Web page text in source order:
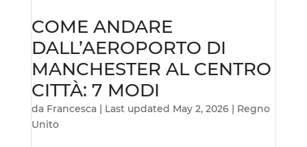
COME ANDARE
DALL’AEROPORTO DI
MANCHESTER AL CENTRO
CITTÀ: 7 MODI
da Francesca| Last updated May 2, 2026| Regno
Unito